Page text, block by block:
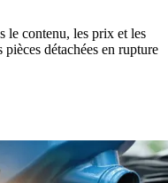
le contenu, les prix et les
détachées en rupture